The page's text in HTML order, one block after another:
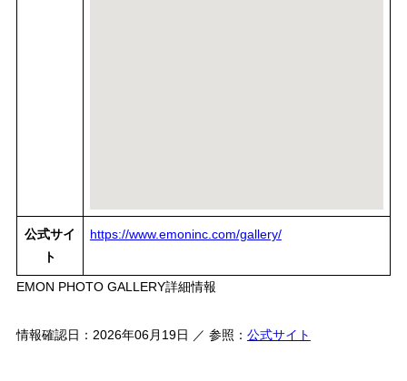
公式サイ
ト
https://www.emoninc.com/gallery/
EMON PHOTO GALLERY詳細情報
情報確認日：2026年06月19日 ／ 参照： 公式サイト